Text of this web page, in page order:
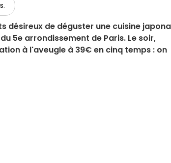
désireux de déguster une cuisine
5e arrondissement de Paris. Le soir,
à l'aveugle à 39€ en cinq temps : on